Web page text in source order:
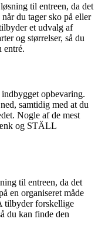
til entreen, da det
du tager sko på eller
et udvalg af
og størrelser, så du
entré.
opbevaring.
samtidig med at du
Nogle af de mest
og STÄLL
til entreen, da det
en organiseret måde
tilbyder forskellige
du kan finde den